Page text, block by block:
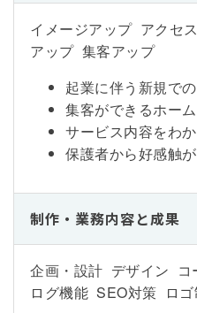
イメージアップ アクセ
アップ 集客アップ
起業に伴う新規で
集客ができるホー
サービス内容をわ
保護者から好感触
制作・業務内容と成果
企画・設計 デザイン
ログ機能 SEO対策 ロゴ